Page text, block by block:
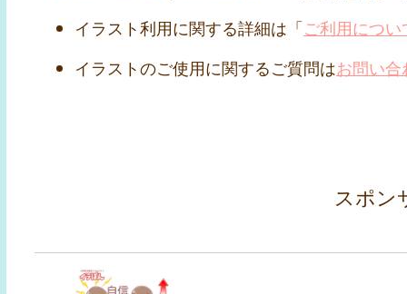
イラスト利用に関する詳細は「 ご利用につい
イラストのご使用に関するご質問はお問い合
スポン